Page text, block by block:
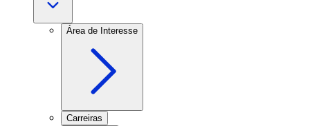
Área de Interesse
Carreiras